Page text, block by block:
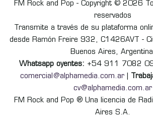
FM Rock and Pop - Copyright © 2026
reservados
Transmite a través de su plataforma
desde Ramón Freire 932, C1426AVT -
Buenos Aires,
Whatsapp oyentes: +54 911 7082
comercial@alphamedia.com.ar
cv@alphamedia.com.ar
FM Rock and Pop ® Una licencia de
Aires S.A.